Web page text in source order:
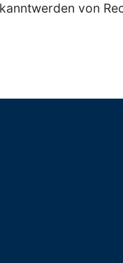
von